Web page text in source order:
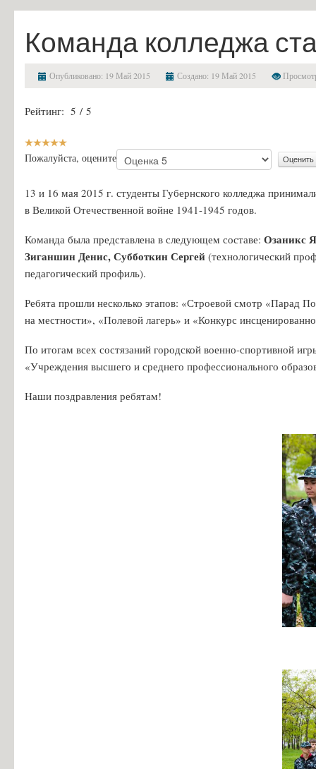
Вакантные места для приема (перевода) обучающихся
Организация питания в образовательной организации
Абитуриенту
Условия приема на обучение по договорам на оказание платных
Перечень вступительных испытаний
Приём заявлений в электронной форме
Предварительный медицинский осмотр (обследование)
Особенности проведения вступительных испытаний для лиц с
Информация для абитуриентов
Информация об организации ежедневных «входных фильтров»
Информация о закреплении за каждой группой отдельного
Команда колледжа
Опубликовано: 19 Май 2015 Создано: 19 Май 2015
Рейтинг: 5 / 5
Пожалуйста, оцените
13 и 16 мая 2015 г. студенты Губернского колледжа
в Великой Отечественной войне 1941-1945 годов.
Команда была представлена в следующем составе: Озаникс
Зиганшин Денис, Субботкин Сергей (технологический
педагогический профиль).
Ребята прошли несколько этапов: «Строевой смотр «Парад
на местности», «Полевой лагерь» и «Конкурс
По итогам всех состязаний городской военно-спортивной
«Учреждения высшего и среднего профессионального
Наши поздравления ребятам!